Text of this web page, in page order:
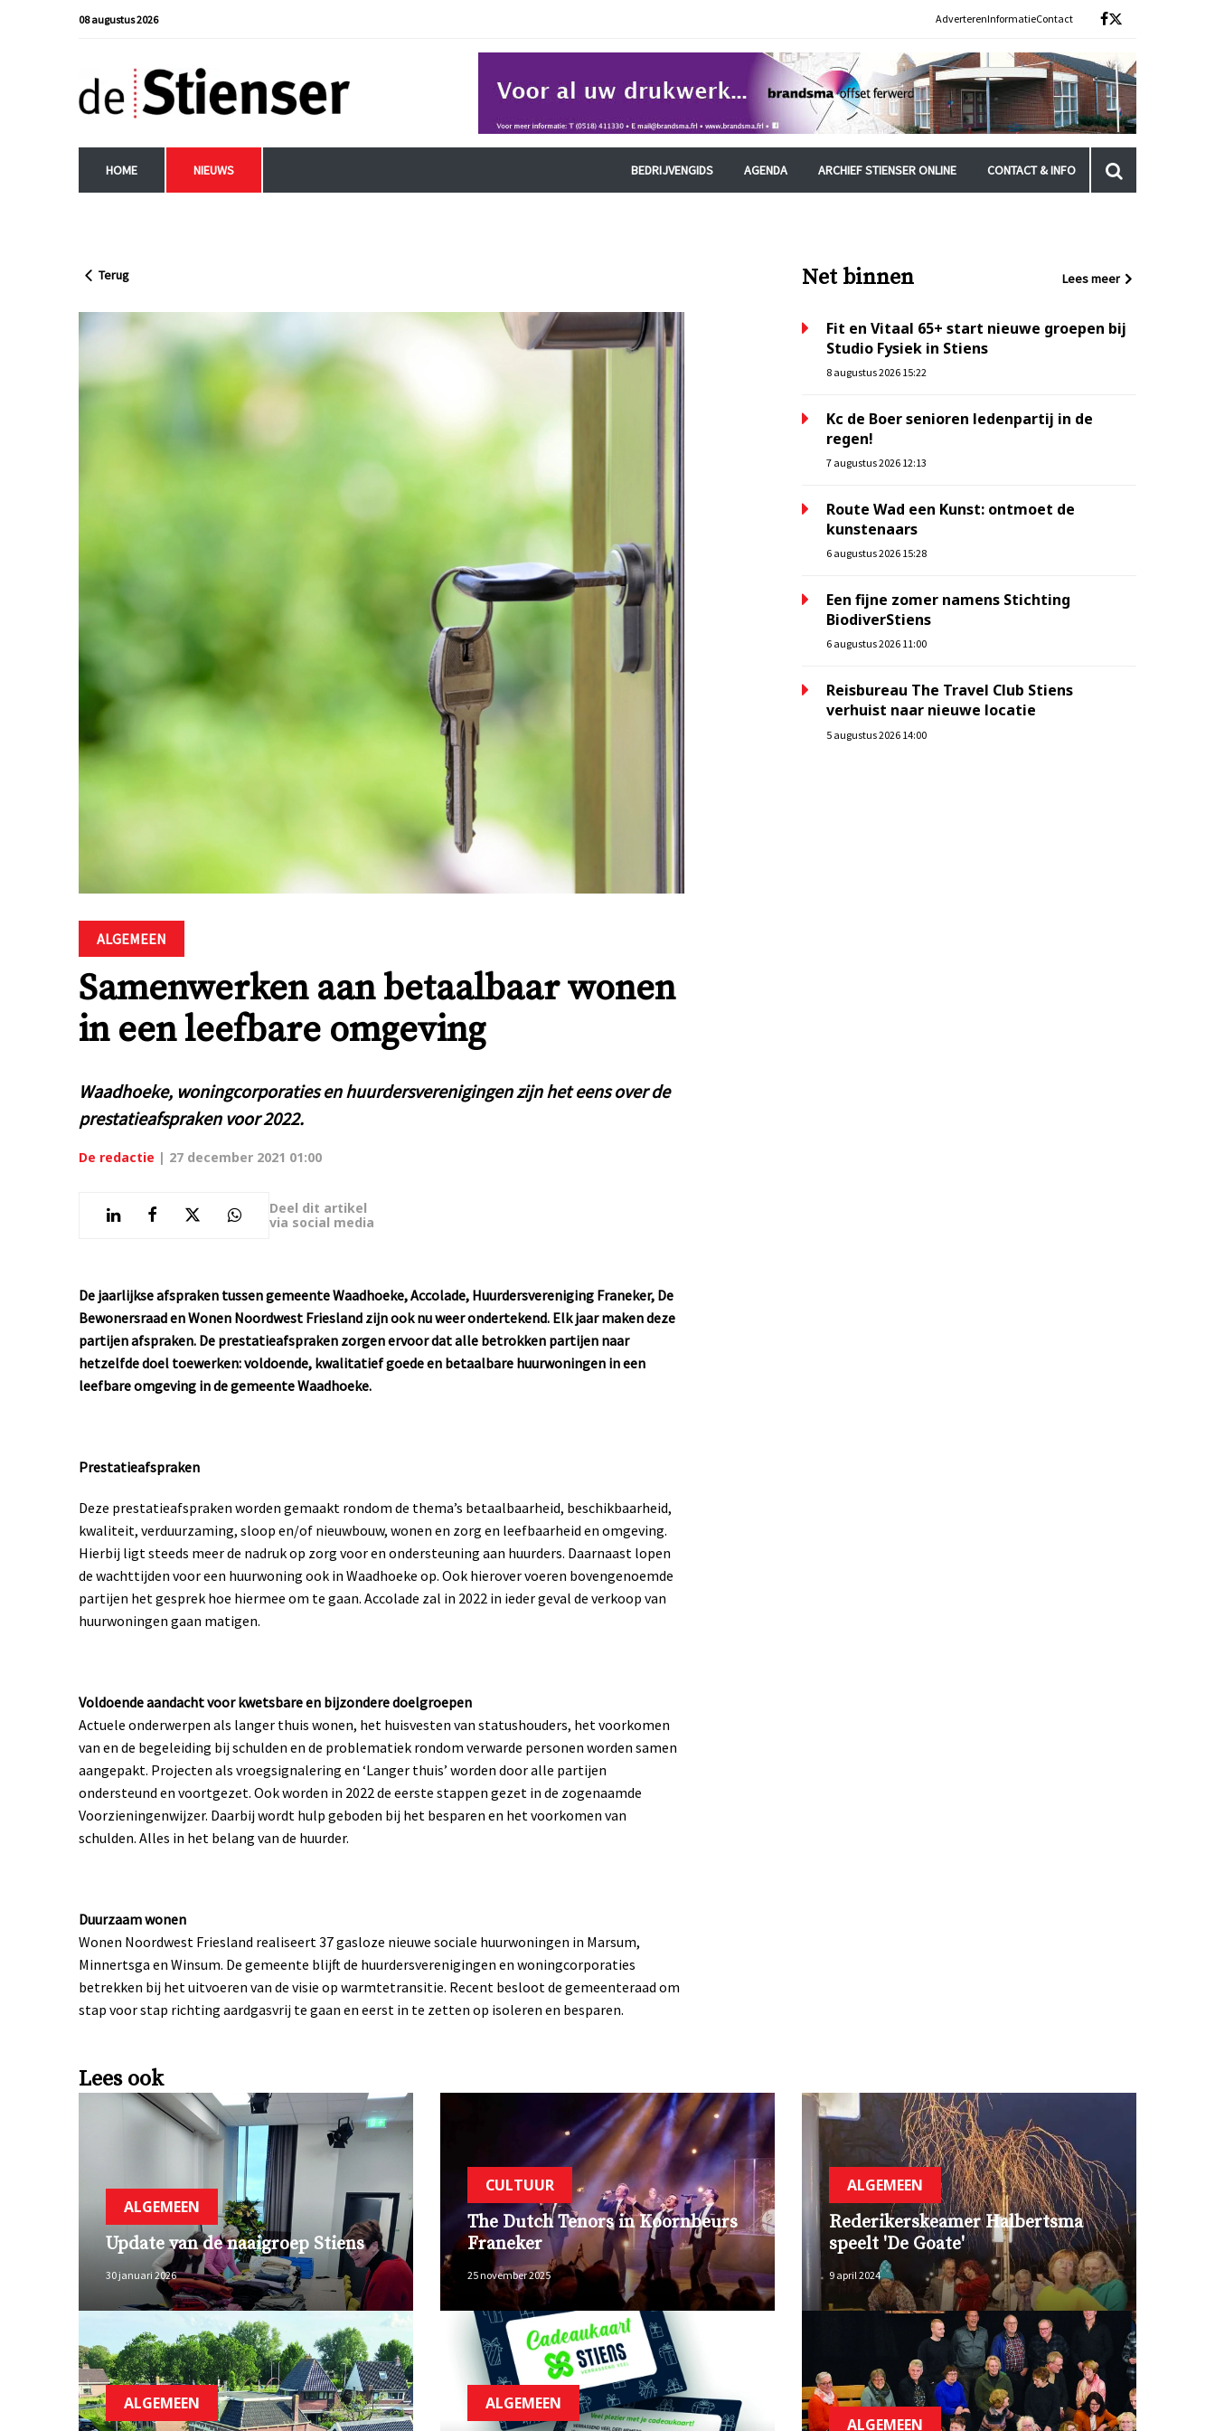
08 augustus 2026 AdverterenInformatieContact
HOME NIEUWS BEDRIJVENGIDS AGENDA ARCHIEF STIENSER ONLINE CONTACT & INFO
Terug
ALGEMEEN
Samenwerken aan betaalbaar wonen
in een leefbare omgeving
Waadhoeke, woningcorporaties en huurdersverenigingen zijn het eens over de
prestatieafspraken voor 2022.
De redactie | 27 december 2021 01:00
Deel dit artikel
via social media
De jaarlijkse afspraken tussen gemeente Waadhoeke, Accolade, Huurdersvereniging Franeker, De
Bewonersraad en Wonen Noordwest Friesland zijn ook nu weer ondertekend. Elk jaar maken deze
partijen afspraken. De prestatieafspraken zorgen ervoor dat alle betrokken partijen naar
hetzelfde doel toewerken: voldoende, kwalitatief goede en betaalbare huurwoningen in een
leefbare omgeving in de gemeente Waadhoeke.
Prestatieafspraken
Deze prestatieafspraken worden gemaakt rondom de thema’s betaalbaarheid, beschikbaarheid,
kwaliteit, verduurzaming, sloop en/of nieuwbouw, wonen en zorg en leefbaarheid en omgeving.
Hierbij ligt steeds meer de nadruk op zorg voor en ondersteuning aan huurders. Daarnaast lopen
de wachttijden voor een huurwoning ook in Waadhoeke op. Ook hierover voeren bovengenoemde
partijen het gesprek hoe hiermee om te gaan. Accolade zal in 2022 in ieder geval de verkoop van
huurwoningen gaan matigen.
Voldoende aandacht voor kwetsbare en bijzondere doelgroepen
Actuele onderwerpen als langer thuis wonen, het huisvesten van statushouders, het voorkomen
van en de begeleiding bij schulden en de problematiek rondom verwarde personen worden samen
aangepakt. Projecten als vroegsignalering en ‘Langer thuis’ worden door alle partijen
ondersteund en voortgezet. Ook worden in 2022 de eerste stappen gezet in de zogenaamde
Voorzieningenwijzer. Daarbij wordt hulp geboden bij het besparen en het voorkomen van
schulden. Alles in het belang van de huurder.
Duurzaam wonen
Wonen Noordwest Friesland realiseert 37 gasloze nieuwe sociale huurwoningen in Marsum,
Minnertsga en Winsum. De gemeente blijft de huurdersverenigingen en woningcorporaties
betrekken bij het uitvoeren van de visie op warmtetransitie. Recent besloot de gemeenteraad om
stap voor stap richting aardgasvrij te gaan en eerst in te zetten op isoleren en besparen.
Net binnen Lees meer
Fit en Vitaal 65+ start nieuwe groepen bij
Studio Fysiek in Stiens
8 augustus 2026 15:22
Kc de Boer senioren ledenpartij in de
regen!
7 augustus 2026 12:13
Route Wad een Kunst: ontmoet de
kunstenaars
6 augustus 2026 15:28
Een fijne zomer namens Stichting
BiodiverStiens
6 augustus 2026 11:00
Reisbureau The Travel Club Stiens
verhuist naar nieuwe locatie
5 augustus 2026 14:00
Lees ook
ALGEMEEN
Update van de naaigroep Stiens
30 januari 2026
CULTUUR
The Dutch Tenors in Koornbeurs
Franeker
25 november 2025
ALGEMEEN
Rederikerskeamer Halbertsma
speelt 'De Goate'
9 april 2024
ALGEMEEN ALGEMEEN
ALGEMEEN